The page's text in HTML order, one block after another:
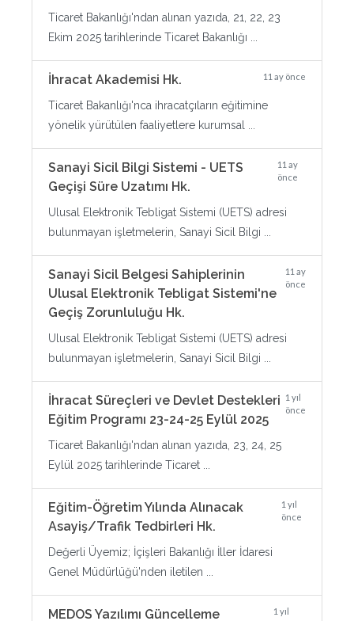
Ticaret Bakanlığı'ndan alınan yazıda, 21, 22, 23
Ekim 2025 tarihlerinde Ticaret Bakanlığı ...
İhracat Akademisi Hk. 11 ay önce
Ticaret Bakanlığı'nca ihracatçıların eğitimine
yönelik yürütülen faaliyetlere kurumsal ...
Sanayi Sicil Bilgi Sistemi - UETS
Geçişi Süre Uzatımı Hk.
11 ay
önce
Ulusal Elektronik Tebligat Sistemi (UETS) adresi
bulunmayan işletmelerin, Sanayi Sicil Bilgi ...
Sanayi Sicil Belgesi Sahiplerinin
Ulusal Elektronik Tebligat Sistemi'ne
Geçiş Zorunluluğu Hk.
11 ay
önce
Ulusal Elektronik Tebligat Sistemi (UETS) adresi
bulunmayan işletmelerin, Sanayi Sicil Bilgi ...
İhracat Süreçleri ve Devlet Destekleri
Eğitim Programı 23-24-25 Eylül 2025
1 yıl
önce
Ticaret Bakanlığı'ndan alınan yazıda, 23, 24, 25
Eylül 2025 tarihlerinde Ticaret ...
Eğitim-Öğretim Yılında Alınacak
Asayiş/Trafik Tedbirleri Hk.
1 yıl
önce
Değerli Üyemiz; İçişleri Bakanlığı İller İdaresi
Genel Müdürlüğü'nden iletilen ...
MEDOS Yazılımı Güncelleme
1 yıl